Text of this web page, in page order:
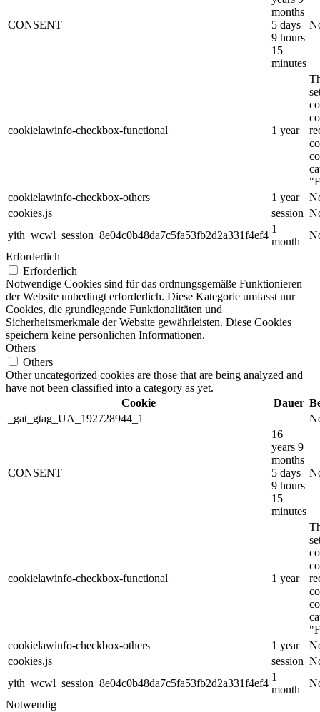
CONSENT
months
5 days
9 hours
15
minutes
cookielawinfo-checkbox-functional 1 year
cookielawinfo-checkbox-others
1 year
cookies.js
session
yith_wcwl_session_8e04c0b48da7c5fa53fb2d2a331f4ef4
1
month
Erforderlich
Erforderlich
Notwendige Cookies sind für das ordnungsgemäße Funktionieren
der Website unbedingt erforderlich. Diese Kategorie umfasst nur
Cookies, die grundlegende Funktionalitäten und
Sicherheitsmerkmale der Website gewährleisten. Diese Cookies
speichern keine persönlichen Informationen.
Others
Others
Other uncategorized cookies are those that are being analyzed and
have not been classified into a category as yet.
Cookie
Dauer
_gat_gtag_UA_192728944_1
CONSENT
16
years 9
months
5 days
9 hours
15
minutes
cookielawinfo-checkbox-functional 1 year
cookielawinfo-checkbox-others
1 year
cookies.js
session
yith_wcwl_session_8e04c0b48da7c5fa53fb2d2a331f4ef4
1
month
Notwendig